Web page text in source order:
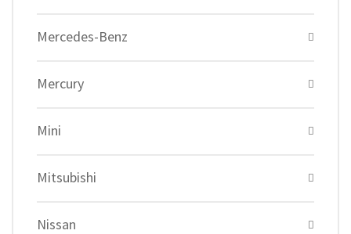
Mercedes-Benz
Mercury
Mini
Mitsubishi
Nissan